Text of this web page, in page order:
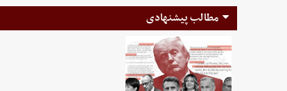
مطالب پیشنهادی